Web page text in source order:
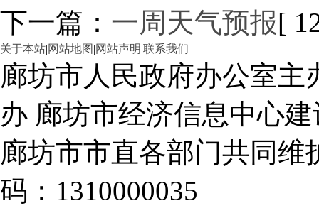
下一篇： 一周天气预报[
关于本站|网站地图 |网站声明|联系我们
廊坊市人民政府办公室
办 廊坊市经济信息中心建
廊坊市市直各部门共同
码：1310000035